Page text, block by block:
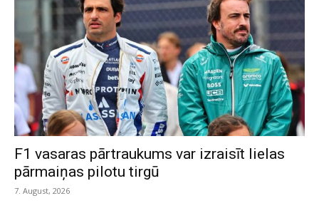
F1 vasaras pārtraukums var izraisīt lielas
pārmaiņas pilotu tirgū
7. August, 2026